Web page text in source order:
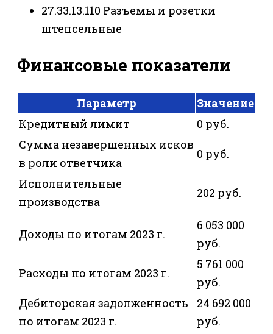
27.33.13.110 Разъемы и розетки
штепсельные
Финансовые показатели
Параметр
Значение
Кредитный лимит
0 руб.
Сумма незавершенных исков
в роли ответчика
0 руб.
Исполнительные
производства
202 руб.
Доходы по итогам 2023 г.
6 053 000
руб.
Расходы по итогам 2023 г.
5 761 000
руб.
Дебиторская задолженность
по итогам 2023 г.
24 692 000
руб.